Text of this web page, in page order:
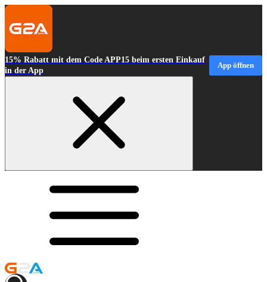
15% Rabatt mit dem Code APP15 beim ersten Einkauf
in der App
App öffnen